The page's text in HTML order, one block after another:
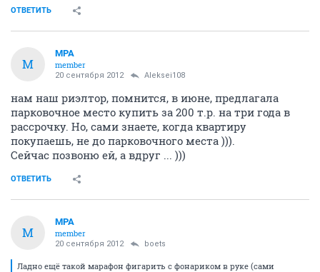
ОТВЕТИТЬ
M
MPA
member
20 сентября 2012 Aleksei108
нам наш риэлтор, помнится, в июне, предлагала
парковочное место купить за 200 т.р. на три года в
рассрочку. Но, сами знаете, когда квартиру
покупаешь, не до парковочного места ))).
Сейчас позвоню ей, а вдруг ... )))
ОТВЕТИТЬ
M
MPA
member
20 сентября 2012 boets
Ладно ещё такой марафон фигарить с фонариком в руке (сами